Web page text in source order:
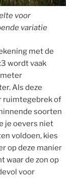
voor
variatie
met de
wordt vaak
meter
Als deze
ruimtegebrek of
soorten
je oevers niet
voldoen, kies
op deze manier
waar de zon op
voor